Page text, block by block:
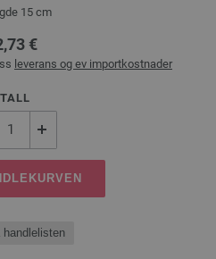
15 cm
€
leverans og ev importkostnader
handlelisten